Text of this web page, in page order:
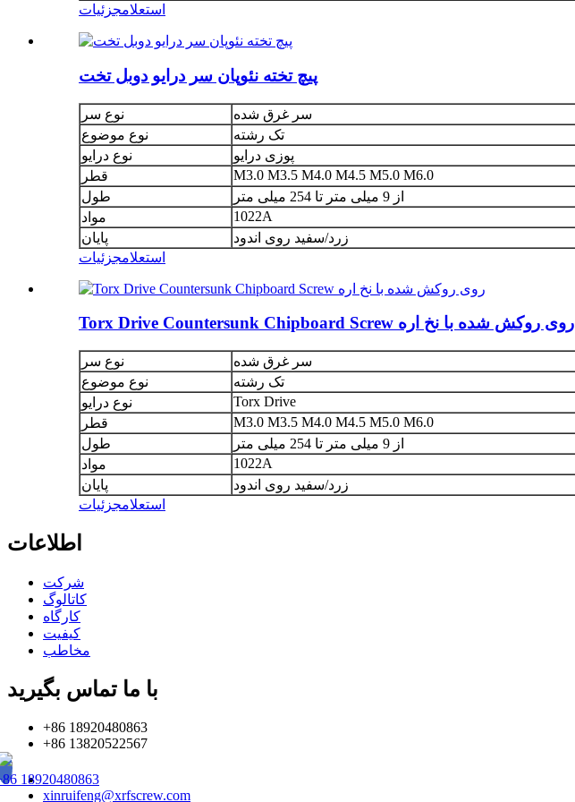
استعلامجزئیات
پیچ تخته نئوپان سر درایو دوبل تخت
نوع سر
سر غرق شده
نوع موضوع
تک رشته
نوع درایو
پوزی درایو
قطر
M3.0 M3.5 M4.0 M4.5 M5.0 M6.0
طول
از 9 میلی متر تا 254 میلی متر
مواد
1022A
پایان
زرد/سفید روی اندود
استعلامجزئیات
Torx Drive Countersunk Chipboard Screw روی روکش شده با نخ اره
نوع سر
سر غرق شده
نوع موضوع
تک رشته
نوع درایو
Torx Drive
قطر
M3.0 M3.5 M4.0 M4.5 M5.0 M6.0
طول
از 9 میلی متر تا 254 میلی متر
مواد
1022A
پایان
زرد/سفید روی اندود
استعلامجزئیات
اطلاعات
شرکت
کاتالوگ
کارگاه
کیفیت
مخاطب
با ما تماس بگیرید
+86 18920480863
+86 13820522567
18920480863
xinruifeng@xrfscrew.com